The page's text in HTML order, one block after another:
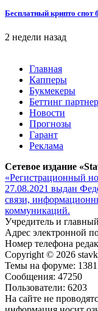
Бесплатный крипто спот
2 недели назад
Главная
Капперы
Букмекеры
Беттинг
Новости
Прогнозы
Гарант
Реклама
Сетевое издание
«Регистрационный
27.08.2021 выдан
связи,
коммуникаций.
Учредитель и
Адрес электронной
Номер телефона
Copyright © 2026
Темы на форуме: 1381
Сообщения: 47250
Пользователи: 6203
На сайте не